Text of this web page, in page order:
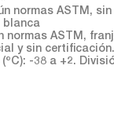
normas ASTM, sin
blanca
normas ASTM,
y sin certificación.
-38 a +2.